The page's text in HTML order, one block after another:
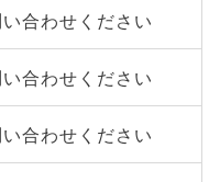
合わせください
合わせください
合わせください